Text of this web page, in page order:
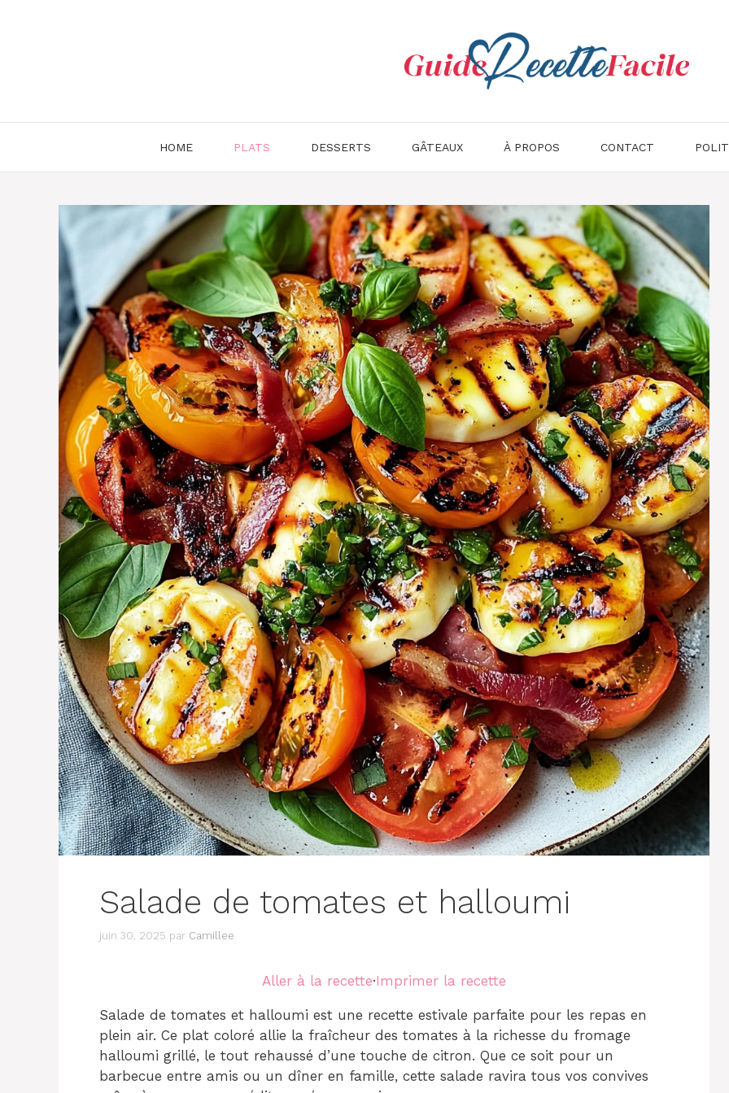
HOME PLATS DESSERTS GÂTEAUX À PROPOS CONTACT
Salade de tomates et halloumi
juin 30, 2025 par Camillee
Aller à la recette·Imprimer la recette
Salade de tomates et halloumi est une recette estivale parfaite pour les repas en
plein air. Ce plat coloré allie la fraîcheur des tomates à la richesse du fromage
halloumi grillé, le tout rehaussé d’une touche de citron. Que ce soit pour un
barbecue entre amis ou un dîner en famille, cette salade ravira tous vos convives